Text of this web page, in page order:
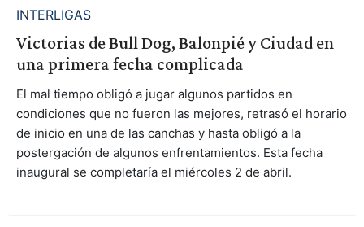
INTERLIGAS
Victorias de Bull Dog, Balonpié y Ciudad en
una primera fecha complicada
El mal tiempo obligó a jugar algunos partidos en
condiciones que no fueron las mejores, retrasó el horario
de inicio en una de las canchas y hasta obligó a la
postergación de algunos enfrentamientos. Esta fecha
inaugural se completaría el miércoles 2 de abril.